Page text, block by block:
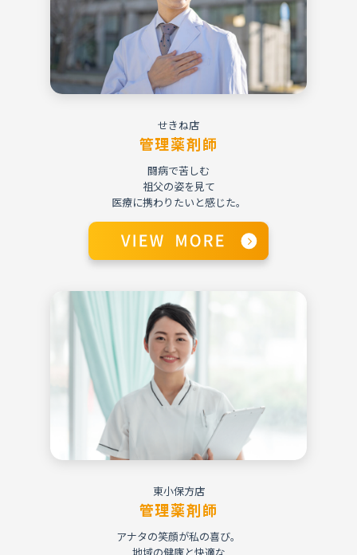
せきね店
管理薬剤師
闘病で苦しむ
祖父の姿を見て
医療に携わりたいと感じた。
東小保方店
管理薬剤師
アナタの笑顔が私の喜び。